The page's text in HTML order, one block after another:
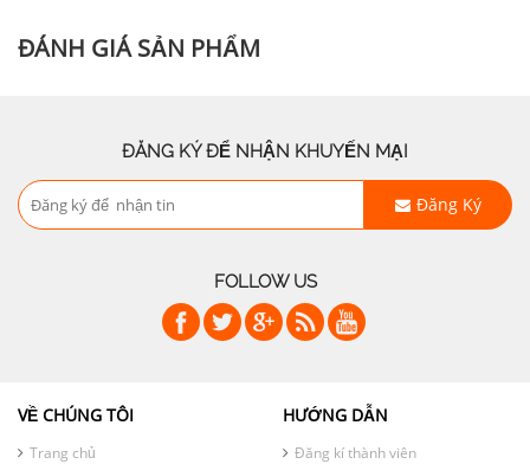
ĐÁNH GIÁ SẢN PHẨM
ĐĂNG KÝ ĐỂ NHẬN KHUYẾN MẠI
Đăng Ký
FOLLOW US
VỀ CHÚNG TÔI
Trang chủ
HƯỚNG DẪN
Đăng kí thành viên